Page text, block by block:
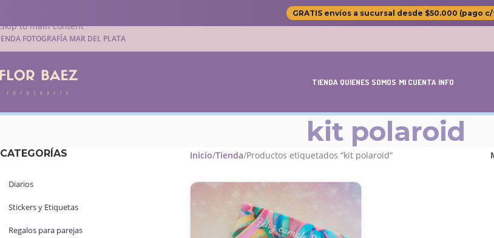
Skip to main content
GRATIS envíos a sucursal desde $50.000 (pago
FOTOGRAFÍA MAR DEL PLATA
TIENDA QUIENES SOMOS MI CUENTA INFO
kit polaroid
CATEGORÍAS
Diarios
Stickers y Etiquetas
Regalos para parejas
Inicio Tienda Productos etiquetados “kit polaroid”